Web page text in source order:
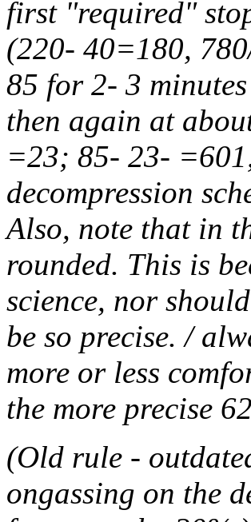
first "required"
(220- 40=180,
85 for 2- 3
then again at
=23; 85- 23-
decompression
Also, note that in
rounded. This is
science, nor
be so precise. /
more or less
the more precise
(Old rule -
ongassing on the